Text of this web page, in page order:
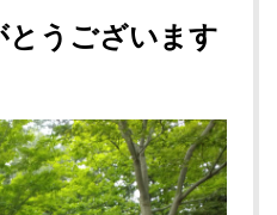
とうございます